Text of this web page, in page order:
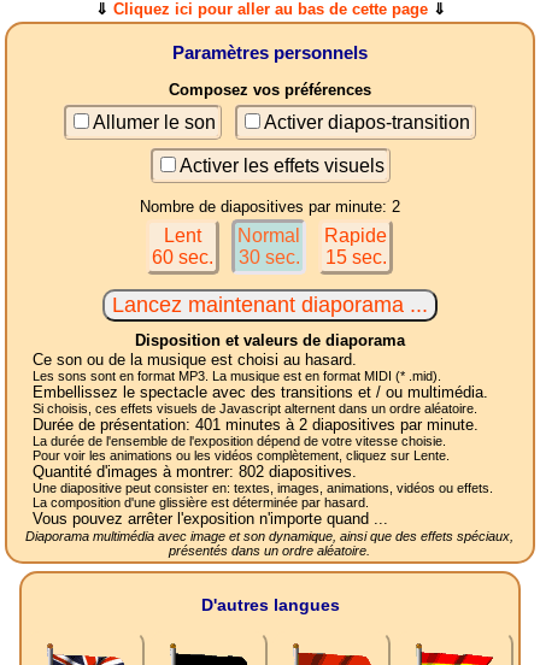
⇓ Cliquez ici pour aller au bas de cette page⇓
Paramètres personnels
Composez vos préférences
Allumer le son Activer diapos-transition
Activer les effets visuels
Nombre de diapositives par minute: 2
Lent
60 sec.
Normal
30 sec.
Rapide
15 sec.
Disposition et valeurs de diaporama
Ce son ou de la musique est choisi au hasard.
Les sons sont en format MP3. La musique est en format MIDI (* .mid).
Embellissez le spectacle avec des transitions et / ou multimédia.
Si choisis, ces effets visuels de Javascript alternent dans un ordre aléatoire.
Durée de présentation: 401 minutes à 2 diapositives par minute.
La durée de l'ensemble de l'exposition dépend de votre vitesse choisie.
Pour voir les animations ou les vidéos complètement, cliquez sur Lente.
Quantité d'images à montrer: 802diapositives.
Une diapositive peut consister en: textes, images, animations, vidéos ou effets.
La composition d'une glissière est déterminée par hasard.
Vous pouvez arrêter l'exposition n'importe quand ...
Diaporama multimédia avec image et son dynamique, ainsi que des effets spéciaux,
présentés dans un ordre aléatoire.
D'autres langues